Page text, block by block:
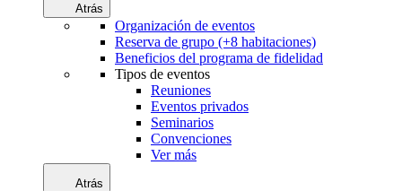
Atrás
Organización de eventos
Reserva de grupo (+8 habitaciones)
Beneficios del programa de fidelidad
Tipos de eventos
Reuniones
Eventos privados
Seminarios
Convenciones
Ver más
Atrás